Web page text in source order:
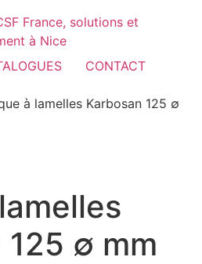
CONTACT
à lamelles Karbosan 125 ∅
∅ mm